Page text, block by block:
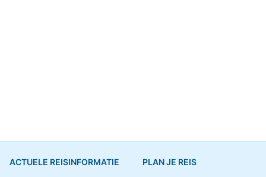
ACTUELE REISINFORMATIE PLAN JE REIS